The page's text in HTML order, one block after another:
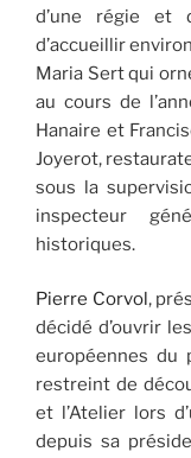
d’une régie et
d’accueillir
Maria Sert qui
au cours de
Hanaire et
Joyerot,
sous la
inspecteur
historiques.
Pierre Corvol,
décidé d’ouvrir
européennes du
restreint de
et l’Atelier lors
depuis sa